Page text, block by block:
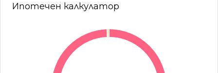
Ипотечен калкулатор